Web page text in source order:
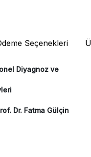
Seçenekleri
Diyagnoz ve
Dr. Fatma Gülçin